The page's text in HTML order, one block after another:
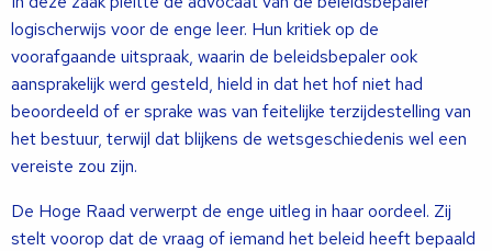
logischerwijs voor de enge leer. Hun kritiek op de
voorafgaande uitspraak, waarin de beleidsbepaler ook
aansprakelijk werd gesteld, hield in dat het hof niet had
beoordeeld of er sprake was van feitelijke terzijdestelling van
het bestuur, terwijl dat blijkens de wetsgeschiedenis wel een
vereiste zou zijn.
De Hoge Raad verwerpt de enge uitleg in haar oordeel. Zij
stelt voorop dat de vraag of iemand het beleid heeft bepaald